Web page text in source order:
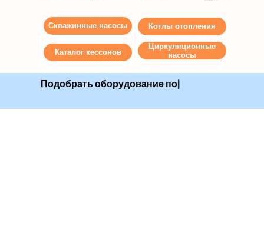
Подобрать оборудова|
Скважинные насосы
Каталог кессонов
Циркуляционные
насосы
Котлы отопления